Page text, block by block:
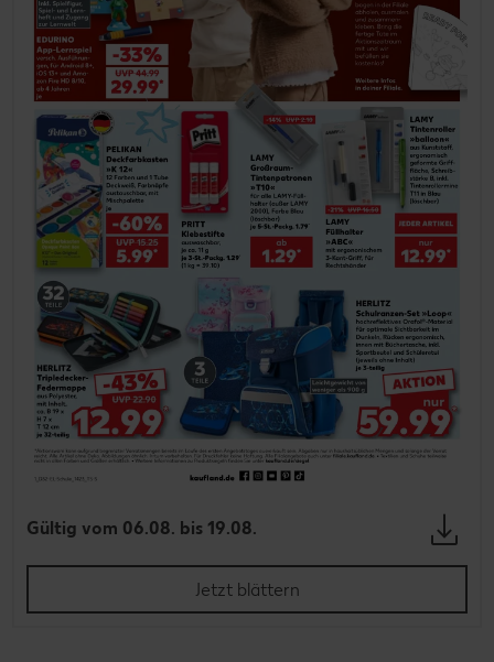
Gültig vom 06.08. bis 19.08.
Jetzt blättern